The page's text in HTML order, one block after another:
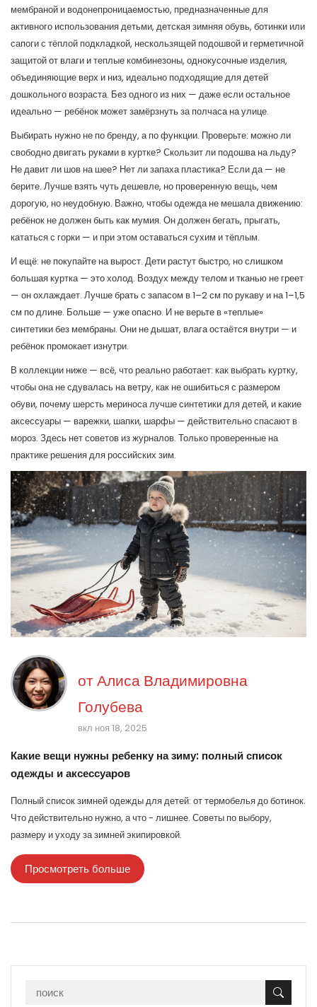
мембраной и водонепроницаемостью, предназначенные для
активного использования детьми, детская зимняя обувь, ботинки или
сапоги с тёплой подкладкой, нескользящей подошвой и герметичной
защитой от влаги итеплые комбинезоны, однокусочные изделия,
объединяющие верх и низ, идеально подходящие для детей
дошкольного возраста. Без одного из них — даже если остальное
идеально — ребёнок может замёрзнуть за полчаса на улице.
Выбирать нужно не по бренду, а по функции. Проверьте: можно ли
свободно двигать руками в куртке? Скользит ли подошва на льду?
Не давит ли шов на шее? Нет ли запаха пластика? Если да — не
берите. Лучше взять чуть дешевле, но проверенную вещь, чем
дорогую, но неудобную. Важно, чтобы одежда не мешала движению:
ребёнок не должен быть как мумия. Он должен бегать, прыгать,
кататься с горки — и при этом оставаться сухим и тёплым.
И ещё: не покупайте на вырост. Дети растут быстро, но слишком
большая куртка — это холод. Воздух между телом и тканью не греет
— он охлаждает. Лучше брать с запасом в 1–2 см по рукаву и на 1–1,5
см по длине. Больше — уже опасно. И не верьте в «теплые»
синтетики без мембраны. Они не дышат, влага остаётся внутри — и
ребёнок промокает изнутри.
В коллекции ниже — всё, что реально работает: как выбрать куртку,
чтобы она не сдувалась на ветру, как не ошибиться с размером
обуви, почему шерсть мериноса лучше синтетики для детей, и какие
аксессуары — варежки, шапки, шарфы — действительно спасают в
мороз. Здесь нет советов из журналов. Только проверенные на
практике решения для российских зим.
отАлиса Владимировна
Голубева
вкл ноя 18, 2025
Какие вещи нужны ребенку на зиму: полный список
одежды и аксессуаров
Полный список зимней одежды для детей: от термобелья до ботинок.
Что действительно нужно, а что - лишнее. Советы по выбору,
размеру и уходу за зимней экипировкой.
Просмотреть больше